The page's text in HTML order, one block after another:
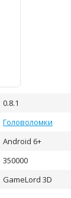
0.8.1
Головоломки
Android 6+
350000
GameLord 3D